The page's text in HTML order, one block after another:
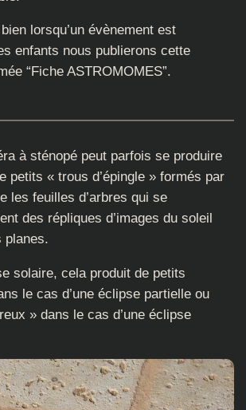
lorsqu’un évènement est
enfants nous publierons cette
“Fiche ASTROMOMES”.
à sténopé peut parfois se produire
petits « trous d’épingle » formés par
les feuilles d’arbres qui se
des répliques d’images du soleil
planes.
solaire, cela produit de petits
le cas d’une éclipse partielle ou
» dans le cas d’une éclipse